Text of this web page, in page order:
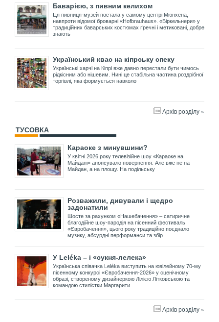
Баварією, з пивним келихом
Ця пивниця-музей постала у самому центрі Мюнхена,
навпроти відомої броварні «Hofbrauhaus». «Біркельнери» у
традиційних баварських костюмах ґречні і метиковані, добре
знають
Український квас на кіпрську спеку
Українські харчі на Кіпрі вже давно перестали бути чимось
рідкісним або нішевим. Нині це стабільна частина роздрібної
торгівлі, яка формується навколо
Архів розділу »
ТУСОВКА
Караоке з минувшини?
У квітні 2026 року телевізійне шоу «Караоке на
Майдані» анонсувало повернення. Але вже не на
Майдан, а на площу. На подільську
Розважили, дивували і щедро
задонатили
Шосте за рахунком «Нашебачення» – сатиричне
благодійне шоу-пародія на пісенний фестиваль
«Євробачення», цього року традиційно поєднало
музику, абсурдні перформанси та збір
У Leléka – і «сукня-лелека»
Українська співачка Leléka виступить на ювілейному 70-му
пісенному конкурсі «Євробачення-2026» у сценічному
образі, створеному дизайнеркою Лілією Літковською та
командою стилістки Маргарити
Архів розділу »